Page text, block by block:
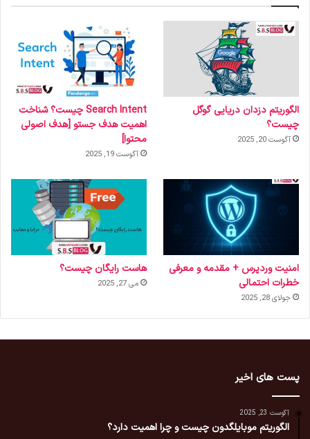
الگوریتم دزدان دریایی گوگل
چیست؟
آگوست 20, 2025
Search Intent چیست؟ شناخت
اهمیت هدف جستو [هدف اصولی
محتوا]
آگوست 19, 2025
امنیت وردپرس + مقدمه و معرفی
خطرات احتمالی
جولای 28, 2025
هاست رایگان چیست؟
می 27, 2025
پست های اخیر
آگوست 23, 2025
الگوریتم موبایلگدون چیست و چرا اهمیت دارد؟